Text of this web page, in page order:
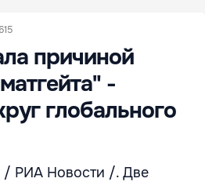
причиной
-
глобального
РИА Новости /. Две